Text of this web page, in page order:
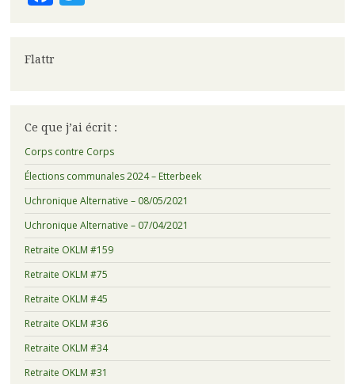
Flattr
Ce que j’ai écrit :
Corps contre Corps
Élections communales 2024 – Etterbeek
Uchronique Alternative – 08/05/2021
Uchronique Alternative – 07/04/2021
Retraite OKLM #159
Retraite OKLM #75
Retraite OKLM #45
Retraite OKLM #36
Retraite OKLM #34
Retraite OKLM #31